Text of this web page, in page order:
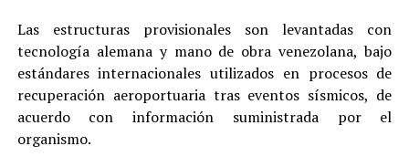
Las estructuras provisionales son levantadas con
tecnología alemana y mano de obra venezolana, bajo
estándares internacionales utilizados en procesos de
recuperación aeroportuaria tras eventos sísmicos, de
acuerdo con información suministrada por el
organismo.